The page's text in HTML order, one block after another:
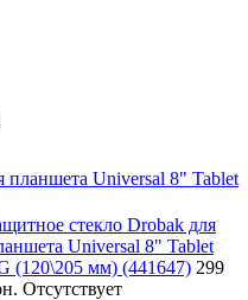
планшета Universal 8" Tablet
стекло Drobak для
Universal 8" Tablet
(120\205 мм) (441647) 299
Отсутствует